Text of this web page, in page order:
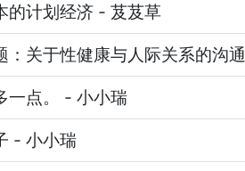
的计划经济 - 芨芨草
关于性健康与人际关系的沟通
点。 - 小小瑞
- 小小瑞